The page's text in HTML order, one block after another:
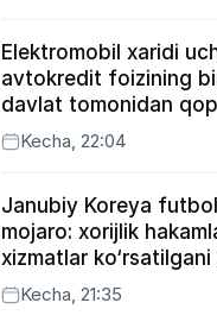
Elektromobil xaridi
avtokredit foizining
davlat tomonidan
berilishi mumkin
Kecha, 22:04
Janubiy Koreya
mojaro: xorijlik
xizmatlar ko‘rsatilgani
qilindi
Kecha, 21:35